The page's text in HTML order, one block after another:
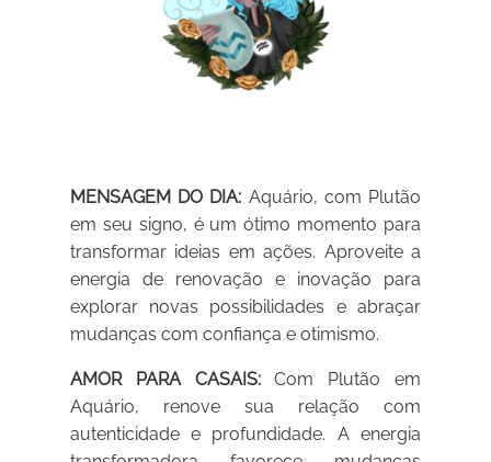
MENSAGEM DO DIA: Aquário, com Plutão
em seu signo, é um ótimo momento para
transformar ideias em ações. Aproveite a
energia de renovação e inovação para
explorar novas possibilidades e abraçar
mudanças com confiança e otimismo.
AMOR PARA CASAIS:Com Plutão em
Aquário, renove sua relação com
autenticidade e profundidade. A energia